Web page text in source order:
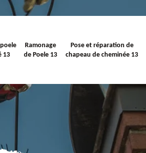
13
Ramonage
de Poele 13
Pose et réparation de
chapeau de cheminée 13